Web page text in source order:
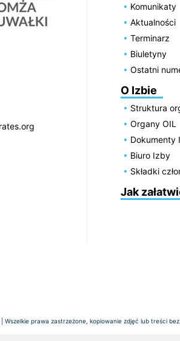
Komunikaty
Aktualności
Terminarz
Biuletyny
Ostatni
O Izbie
Struktura
Organy OIL
Dokumenty
Biuro Izby
Składki
Jak
prawa zastrzeżone, kopiowanie zdjęć lub treści